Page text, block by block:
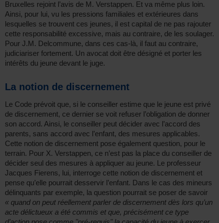
Bruxelles rejoint l’avis de M. Verstappen. Et va même plus loin.
Ainsi, pour lui, vu les pressions familiales et extérieures dans
lesquelles se trouvent ces jeunes, il est capital de ne pas rajouter
cette responsabilité excessive, mais au contraire, de les soulager.
Pour J.M. Delcommune, dans ces cas-là, il faut au contraire,
judiciariser fortement. Un avocat doit être désigné et porter les
intérêts du jeune devant le juge.
La notion de discernement
Le Code prévoit que, si le conseiller estime que le jeune est privé
de discernement, ce dernier se voit refuser l’obligation de donner
son accord. Ainsi, le conseiller peut décider avec l’accord des
parents, sans accord avec l’enfant, des mesures applicables.
Cette notion de discernement pose également question, pour le
terrain. Pour X. Verstappen, ce n’est pas la place du conseiller de
décider seul des mesures à appliquer au jeune. Le professeur
Jacques Fierens, lui, interroge cette notion de discernement et
pense qu’elle pourrait desservir l’enfant. Dans le cas des mineurs
délinquants par exemple, la question pourrait se poser de savoir
« quand on peut réellement parler de discernement dès lors qu’un
acte délictueux a été commis et que, précisément ce type